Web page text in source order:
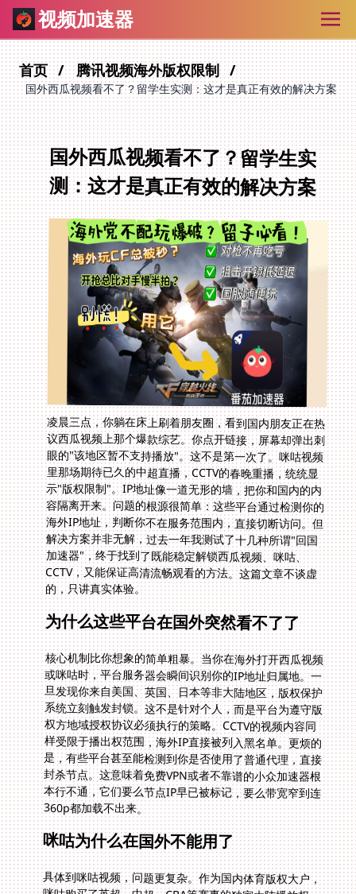
视频加速器
首页 腾讯视频海外版权限制
国外西瓜视频看不了？留学生实测：这才是真正有效的解决方案
国外西瓜视频看不了？留学生实
测：这才是真正有效的解决方案
凌晨三点，你躺在床上刷着朋友圈，看到国内朋友正在热
议西瓜视频上那个爆款综艺。你点开链接，屏幕却弹出刺
眼的"该地区暂不支持播放"。这不是第一次了。咪咕视频
里那场期待已久的中超直播，CCTV的春晚重播，统统显
示"版权限制"。IP地址像一道无形的墙，把你和国内的内
容隔离开来。问题的根源很简单：这些平台通过检测你的
海外IP地址，判断你不在服务范围内，直接切断访问。但
解决方案并非无解，过去一年我测试了十几种所谓"回国
加速器"，终于找到了既能稳定解锁西瓜视频、咪咕、
CCTV，又能保证高清流畅观看的方法。这篇文章不谈虚
的，只讲真实体验。
为什么这些平台在国外突然看不了了
核心机制比你想象的简单粗暴。当你在海外打开西瓜视频
或咪咕时，平台服务器会瞬间识别你的IP地址归属地。一
旦发现你来自美国、英国、日本等非大陆地区，版权保护
系统立刻触发封锁。这不是针对个人，而是平台为遵守版
权方地域授权协议必须执行的策略。CCTV的视频内容同
样受限于播出权范围，海外IP直接被列入黑名单。更烦的
是，有些平台甚至能检测到你是否使用了普通代理，直接
封杀节点。这意味着免费VPN或者不靠谱的小众加速器根
本行不通，它们要么节点IP早已被标记，要么带宽窄到连
360p都加载不出来。
咪咕为什么在国外不能用了
具体到咪咕视频，问题更复杂。作为国内体育版权大户，
咪咕购买了英超、中超、CBA等赛事的独家大陆播放权。
这些合同白纸黑字写着：仅限中国大陆地区播出。咪咕的
检测系统会实时扫描用户IP，海外访问请求直接被防火墙
拦截。去年世界杯期间，我试过用某款号称"全球畅通"的
免费工具，结果刚打开直播画面就卡死，提示"网络异
常"。后来才知道，咪咕会定期更新IP黑名单，免费工具
的公共节点早就被封光了。要想稳定使用，必须依赖那些